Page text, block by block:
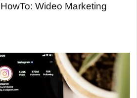
Wideo Marketing